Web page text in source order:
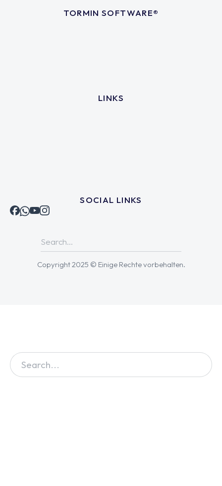
TORMIN SOFTWARE®
LINKS
SOCIAL LINKS
Copyright 2025 © Einige Rechte vorbehalten.